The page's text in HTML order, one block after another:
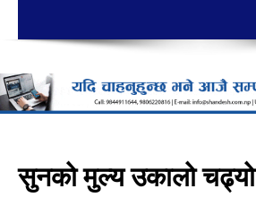
सुनको मुल्य उकालो चढ्यो